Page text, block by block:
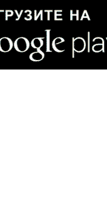
сайта.
является